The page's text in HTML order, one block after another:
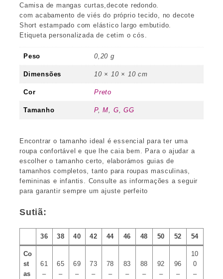
Camisa de mangas curtas,decote redondo.
com acabamento de viés do próprio tecido, no decote
Short estampado com elástico largo embutido.
Etiqueta personalizada de cetim o cós.
Peso 0,20 g
Dimensões 10 × 10 × 10 cm
Cor Preto
Tamanho P,M, G,GG
Encontrar o tamanho ideal é essencial para ter uma
roupa confortável e que lhe caia bem. Para o ajudar a
escolher o tamanho certo, elaborámos guias de
tamanhos completos, tanto para roupas masculinas,
femininas e infantis. Consulte as informações a seguir
para garantir sempre um ajuste perfeito
Sutiã:
36 38 40 42 44 46 48 50 52 54
Co
st
as
61
–
65
–
69
–
73
–
78
–
83
–
88
–
92
–
96
–
10
0
–